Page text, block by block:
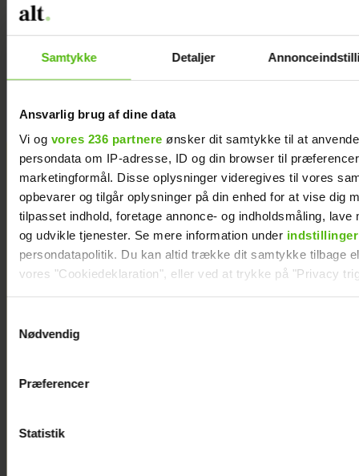
Samtykke Detaljer
Ansvarlig brug af dine data
Vi og vores 236 partnere ønsker dit samtykke til at
persondata om IP-adresse, ID og din browser til
marketingformål. Disse oplysninger videregives til vores
opbevarer og tilgår oplysninger på din enhed for at vise dig
tilpasset indhold, foretage annonce- og indholdsmåling, lave
og udvikle tjenester. Se mere information under indstillinger
persondatapolitik. Du kan altid trække dit samtykke tilbage
vores "Cookiedeklaration", eller ved at trykke på "Privacy
Vi anvender egne cookies og cookies fra tredjeparter til at
generere statistik og huske dine præferencer samt til brug
Nødvendig
Præferencer
Statistik
igennem
Efter brud: Sofie